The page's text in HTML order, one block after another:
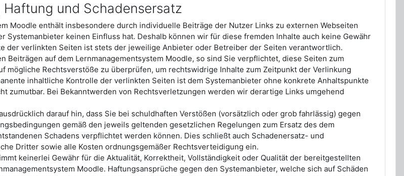
Haftung und Schadensersatz
Moodle enthält insbesondere durch individuelle Beiträge der Nutzer Links zu externen Webseiten
Systemanbieter keinen Einfluss hat. Deshalb können wir für diese fremden Inhalte auch keine Gewähr
der verlinkten Seiten ist stets der jeweilige Anbieter oder Betreiber der Seiten verantwortlich.
Beiträgen auf dem Lernmanagementsystem Moodle, so sind Sie verpflichtet, diese Seiten zum
mögliche Rechtsverstöße zu überprüfen, um rechtswidrige Inhalte zum Zeitpunkt der Verlinkung
inhaltliche Kontrolle der verlinkten Seiten ist dem Systemanbieter ohne konkrete Anhaltspunkte
zumutbar. Bei Bekanntwerden von Rechtsverletzungen werden wir derartige Links umgehend
darauf hin, dass Sie bei schuldhaften Verstößen (vorsätzlich oder grob fahrlässig) gegen
gemäß den jeweils geltenden gesetzlichen Regelungen zum Ersatz des dem
Schadens verpflichtet werden können. Dies schließt auch Schadenersatz- und
Dritter sowie alle Kosten ordnungsgemäßer Rechtsverteidigung ein.
keinerlei Gewähr für die Aktualität, Korrektheit, Vollständigkeit oder Qualität der bereitgestellten
Moodle. Haftungsansprüche gegen den Systemanbieter, welche sich auf Schäden